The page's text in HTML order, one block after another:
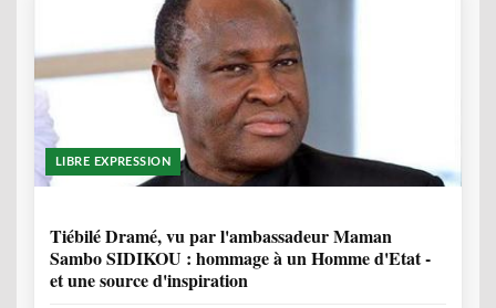
LIBRE EXPRESSION
Tiébilé Dramé, vu par l'ambassadeur Maman
Sambo SIDIKOU : hommage à un Homme d'Etat -
et une source d'inspiration